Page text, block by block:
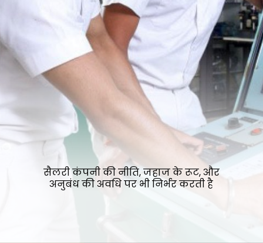
सैलरी कंपनी की नीति, जहाज के रूट, और
अनुबंध की अवधि पर भी निर्भर करती है